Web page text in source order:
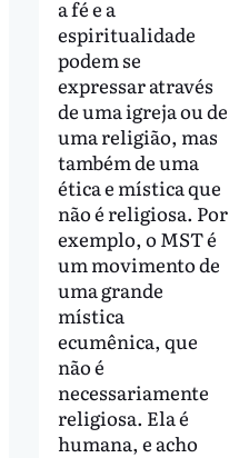
a fé e a
espiritualidade
podem se
expressar através
de uma igreja ou de
uma religião, mas
também de uma
ética e mística que
não é religiosa. Por
exemplo, o MST é
um movimento de
uma grande
mística
ecumênica, que
não é
necessariamente
religiosa. Ela é
humana, e acho